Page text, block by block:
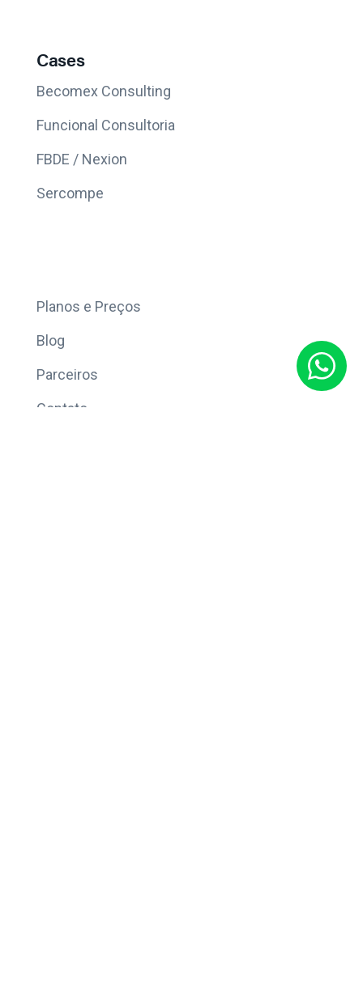
Cases
Becomex Consulting
Funcional Consultoria
FBDE / Nexion
Sercompe
Planos e Preços
Blog
Parceiros
Contato